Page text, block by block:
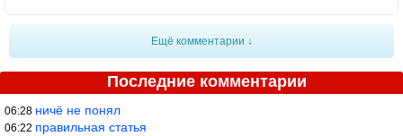
Ещё комментарии ↓
Последние комментарии
06:28 ничё не понял
06:22 правильная статья